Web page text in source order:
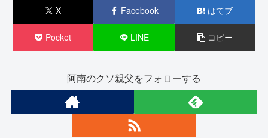
X Facebook はてブ
Pocket LINE コピー
阿南のクソ親父をフォローする